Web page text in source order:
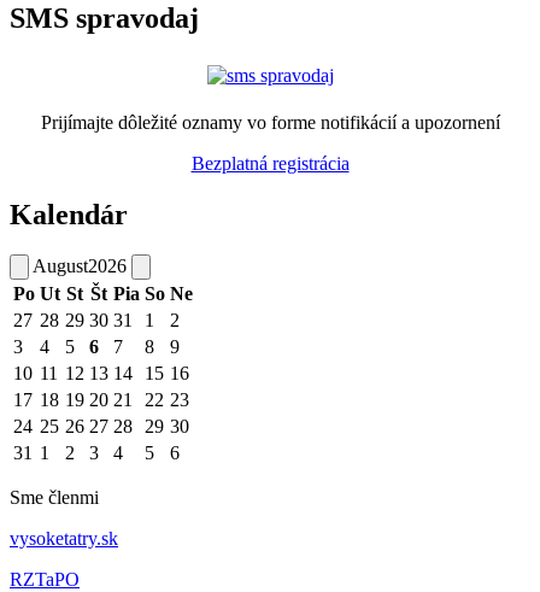
SMS spravodaj
Prijímajte dôležité oznamy vo forme notifikácií a upozornení
Bezplatná registrácia
Kalendár
August2026
Po Ut St Št Pia So Ne
27 28 29 30 31 1
2
3
4 5 6 7 8
9
10 11 12 13 14 15 16
17 18 19 20 21 22 23
24 25 26 27 28 29 30
31 1 2 3 4 5 6
Sme členmi
vysoketatry.sk
RZTaPO